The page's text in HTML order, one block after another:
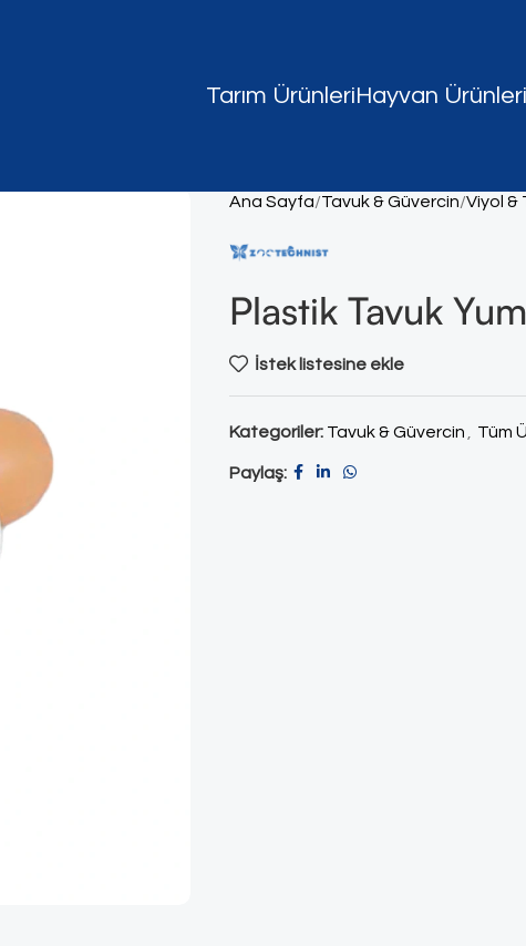
Tarım ÜrünleriHayvan Ürünleri
Ana Sayfa Tavuk & Güvercin Viyol &
Plastik Tavuk
İstek listesine ekle
Kategoriler: Tavuk & Güvercin Tüm
Paylaş: